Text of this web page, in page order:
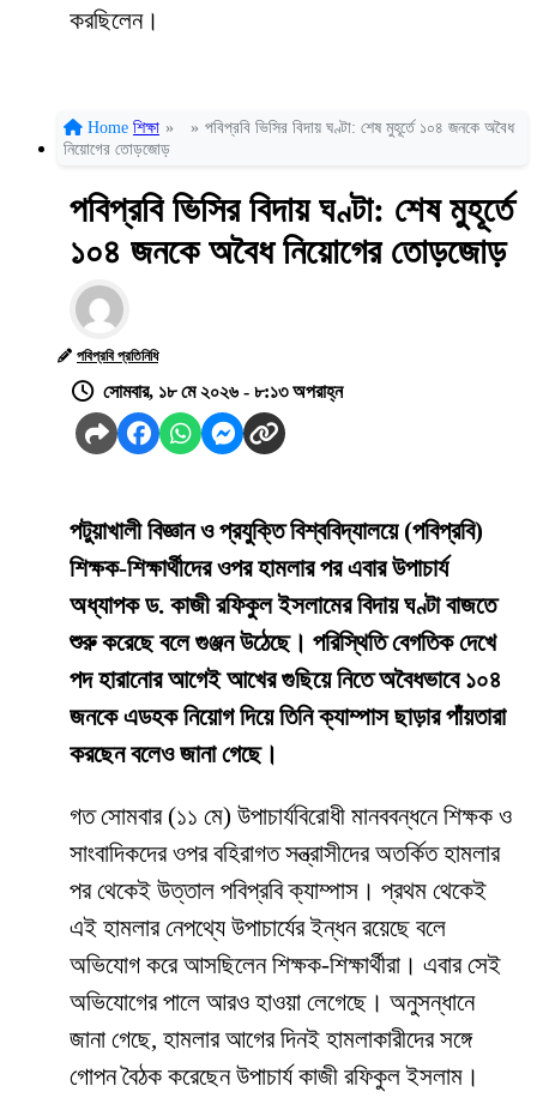
করছিলেন।
Home শিক্ষা » » পবিপ্রবি ভিসির বিদায় ঘণ্টা: শেষ মুহূর্তে ১০৪ জনকে অবৈধ
নিয়োগের তোড়জোড়
পবিপ্রবি ভিসির বিদায় ঘণ্টা: শেষ মুহূর্তে
১০৪ জনকে অবৈধ নিয়োগের তোড়জোড়
পবিপ্রবি প্রতিনিধি
সোমবার, ১৮ মে ২০২৬ - ৮:১৩ অপরাহ্ন
পটুয়াখালী বিজ্ঞান ও প্রযুক্তি বিশ্ববিদ্যালয়ে (পবিপ্রবি)
শিক্ষক-শিক্ষার্থীদের ওপর হামলার পর এবার উপাচার্য
অধ্যাপক ড. কাজী রফিকুল ইসলামের বিদায় ঘণ্টা বাজতে
শুরু করেছে বলে গুঞ্জন উঠেছে। পরিস্থিতি বেগতিক দেখে
পদ হারানোর আগেই আখের গুছিয়ে নিতে অবৈধভাবে ১০৪
জনকে এডহক নিয়োগ দিয়ে তিনি ক্যাম্পাস ছাড়ার পাঁয়তারা
করছেন বলেও জানা গেছে।
​গত সোমবার (১১ মে) উপাচার্যবিরোধী মানববন্ধনে শিক্ষক ও
সাংবাদিকদের ওপর বহিরাগত সন্ত্রাসীদের অতর্কিত হামলার
পর থেকেই উত্তাল পবিপ্রবি ক্যাম্পাস। প্রথম থেকেই
এই হামলার নেপথ্যে উপাচার্যের ইন্ধন রয়েছে বলে
অভিযোগ করে আসছিলেন শিক্ষক-শিক্ষার্থীরা। এবার সেই
অভিযোগের পালে আরও হাওয়া লেগেছে। অনুসন্ধানে
জানা গেছে, হামলার আগের দিনই হামলাকারীদের সঙ্গে
গোপন বৈঠক করেছেন উপাচার্য কাজী রফিকুল ইসলাম।